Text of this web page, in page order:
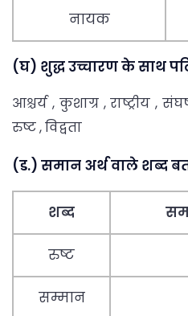
नायक
(घ) शुद्ध उच्चारण के साथ
आश्चर्य , कुशाग्र , राष्ट्रीय ,
रुष्ट , विद्वता
(ड.) समान अर्थ वाले शब्द
शब्द
रुष्ट
सम्मान